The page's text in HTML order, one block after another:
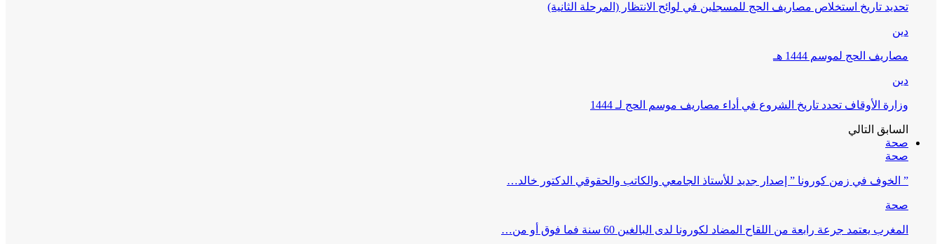
تحديد تاريخ استخلاص مصاريف الحج للمسجلين في لوائح الانتظار (المرحلة الثانية)
دين
مصاريف الحج لموسم 1444 هـ
دين
وزارة الأوقاف تحدد تاريخ الشروع في أداء مصاريف موسم الحج لـ 1444
السابق التالي
صحة
صحة
” الخوف في زمن كورونا ” إصدار جديد للأستاذ الجامعي والكاتب والحقوقي الدكتور خالد…
صحة
المغرب يعتمد جرعة رابعة من اللقاح المضاد لكورونا لدى البالغين 60 سنة فما فوق أو من…